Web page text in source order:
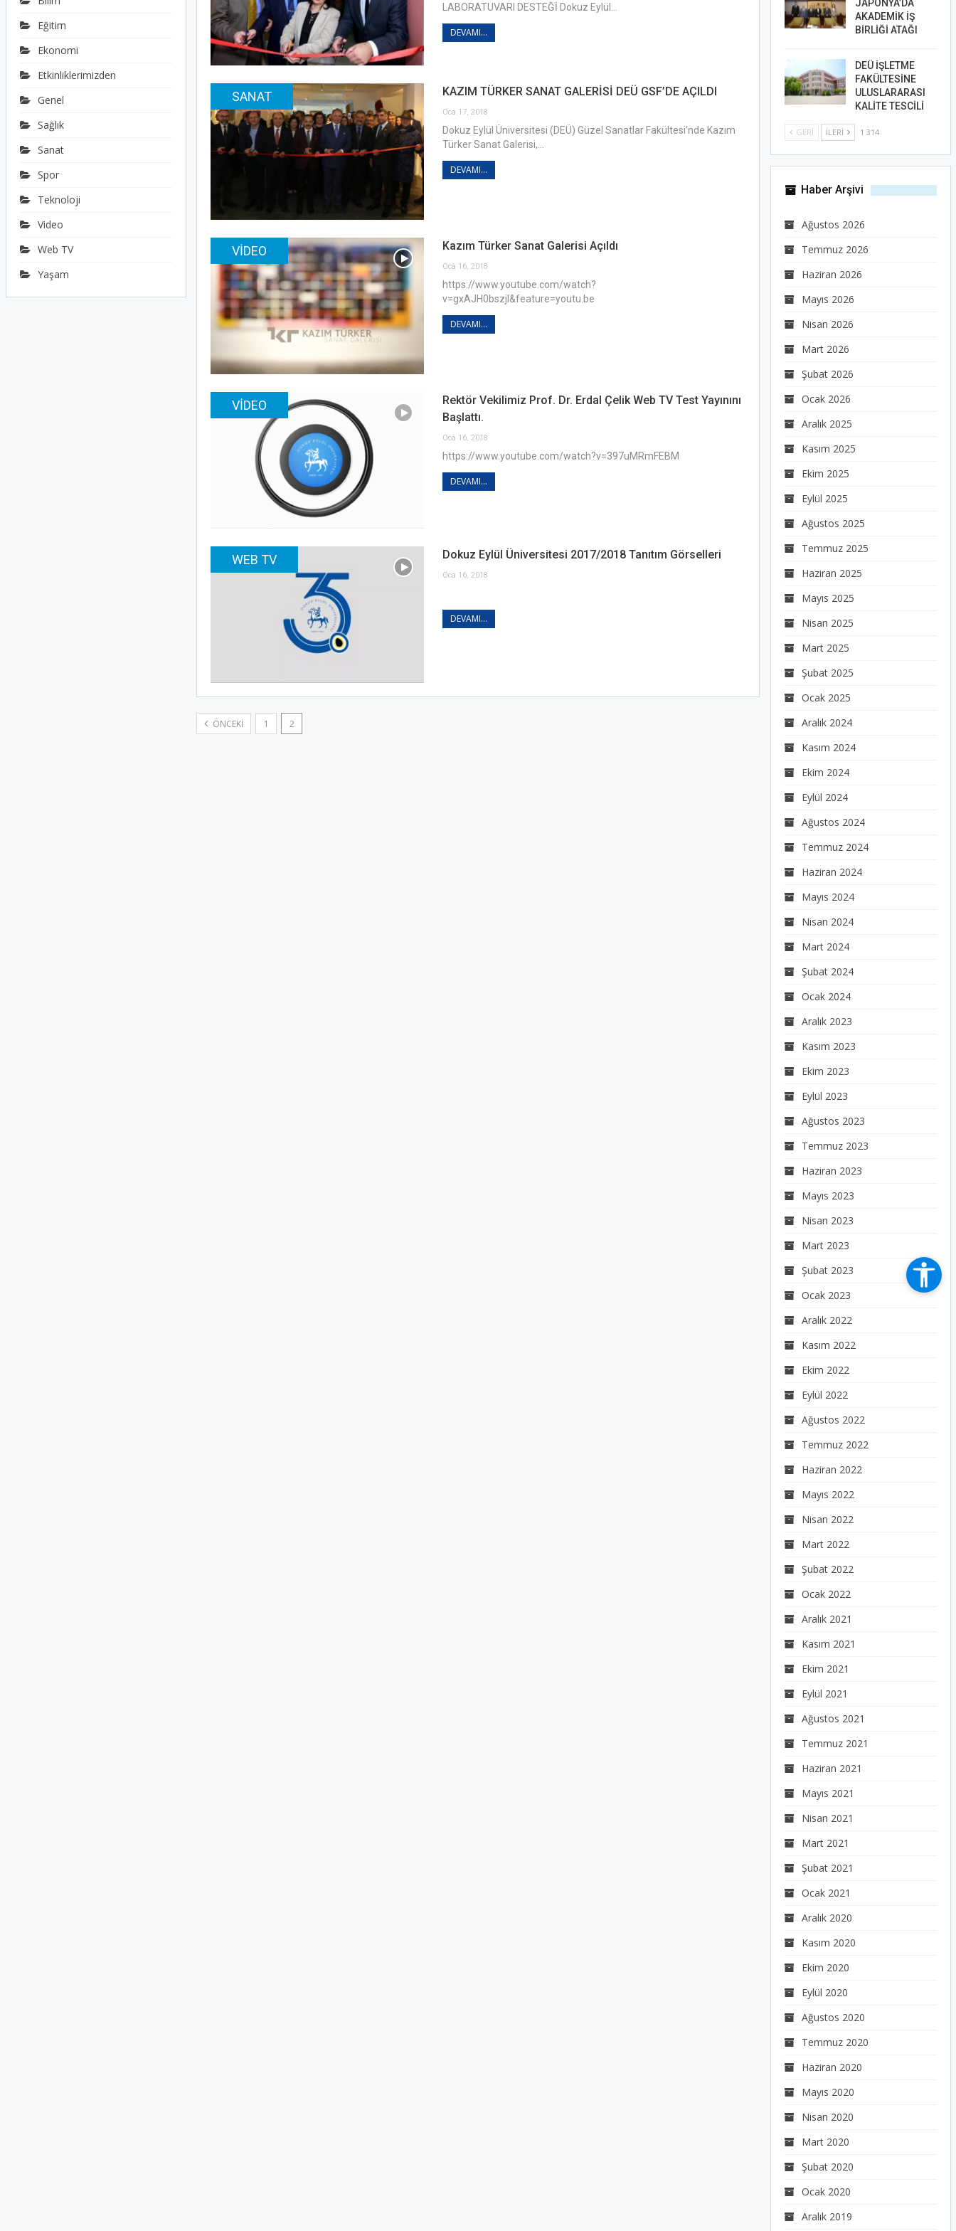
LABORATUVARI DESTEĞİ Dokuz Eylül…
DEVAMI...
SANAT KAZIM TÜRKER SANAT GALERİSİ DEÜ GSF’DE AÇILDI
Oca 17, 2018
Dokuz Eylül Üniversitesi (DEÜ) Güzel Sanatlar Fakültesi’nde Kazım
Türker Sanat Galerisi,…
DEVAMI...
VIDEO Kazım Türker Sanat Galerisi Açıldı
Oca 16, 2018
https://www.youtube.com/watch?
v=gxAJH0bszjI&feature=youtu.be
DEVAMI...
VIDEO
Rektör Vekilimiz Prof. Dr. Erdal Çelik Web TV Test Yayınını
Başlattı.
Oca 16, 2018
https://www.youtube.com/watch?v=397uMRmFEBM
DEVAMI...
WEB TV Dokuz Eylül Üniversitesi 2017/2018 Tanıtım Görselleri
Oca 16, 2018
DEVAMI...
ÖNCEKI 1 2
JAPONYA’DA
AKADEMİK İŞ
BİRLİĞİ ATAĞI
DEÜ İŞLETME
FAKÜLTESİNE
ULUSLARARASI
KALİTE TESCİLİ
GERI İLERI 1 314
Haber Arşivi
Ağustos 2026
Temmuz 2026
Haziran 2026
Mayıs 2026
Nisan 2026
Mart 2026
Şubat 2026
Ocak 2026
Aralık 2025
Kasım 2025
Ekim 2025
Eylül 2025
Ağustos 2025
Temmuz 2025
Haziran 2025
Mayıs 2025
Nisan 2025
Mart 2025
Şubat 2025
Ocak 2025
Aralık 2024
Kasım 2024
Ekim 2024
Eylül 2024
Ağustos 2024
Temmuz 2024
Haziran 2024
Mayıs 2024
Nisan 2024
Mart 2024
Şubat 2024
Ocak 2024
Aralık 2023
Kasım 2023
Ekim 2023
Eylül 2023
Ağustos 2023
Temmuz 2023
Haziran 2023
Mayıs 2023
Nisan 2023
Mart 2023
Şubat 2023
Ocak 2023
Aralık 2022
Kasım 2022
Ekim 2022
Eylül 2022
Ağustos 2022
Temmuz 2022
Haziran 2022
Mayıs 2022
Nisan 2022
Mart 2022
Şubat 2022
Ocak 2022
Aralık 2021
Kasım 2021
Ekim 2021
Eylül 2021
Ağustos 2021
Temmuz 2021
Haziran 2021
Mayıs 2021
Nisan 2021
Mart 2021
Şubat 2021
Ocak 2021
Aralık 2020
Kasım 2020
Ekim 2020
Eylül 2020
Ağustos 2020
Temmuz 2020
Haziran 2020
Mayıs 2020
Nisan 2020
Mart 2020
Şubat 2020
Ocak 2020
Aralık 2019
Eğitim
Ekonomi
Etkinliklerimizden
Genel
Sağlık
Sanat
Spor
Teknoloji
Video
Web TV
Yaşam